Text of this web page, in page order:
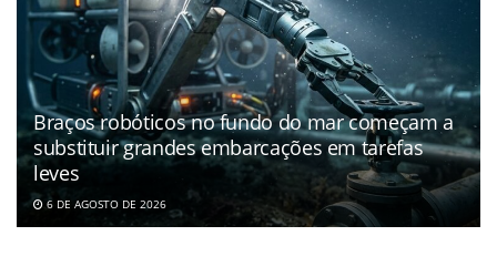
Braços robóticos no fundo do mar começam a
substituir grandes embarcações em tarefas
leves
6 DE AGOSTO DE 2026